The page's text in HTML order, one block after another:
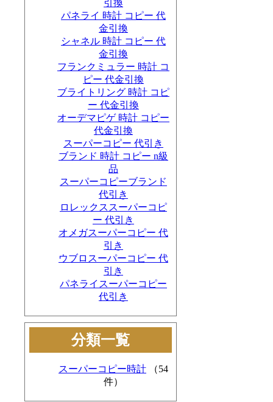
引換
パネライ 時計 コピー 代
金引換
シャネル 時計 コピー 代
金引換
フランクミュラー 時計 コ
ピー 代金引換
ブライトリング 時計 コピ
ー 代金引換
オーデマピゲ 時計 コピー
代金引換
スーパーコピー 代引き
ブランド 時計 コピー n級
品
スーパーコピーブランド
代引き
ロレックススーパーコピ
ー 代引き
オメガスーパーコピー 代
引き
ウブロスーパーコピー 代
引き
パネライスーパーコピー
代引き
分類一覧
スーパーコピー時計 （54
件）